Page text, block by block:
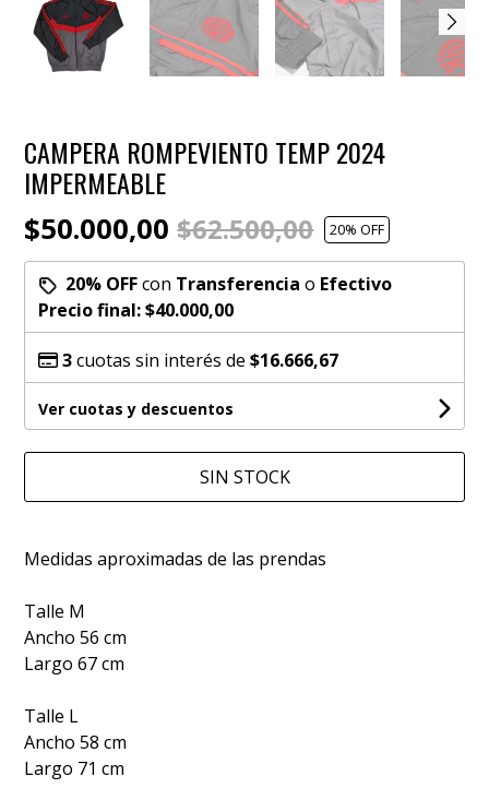
CAMPERA ROMPEVIENTO TEMP 2024
IMPERMEABLE
$50.000,00$62.500,00 20% OFF
20% OFFcon Transferencia o Efectivo
Precio final:$40.000,00
3cuotas sin interés de$16.666,67
Ver cuotas y descuentos
SIN STOCK
Medidas aproximadas de las prendas
Talle M
Ancho 56 cm
Largo 67 cm
Talle L
Ancho 58 cm
Largo 71 cm